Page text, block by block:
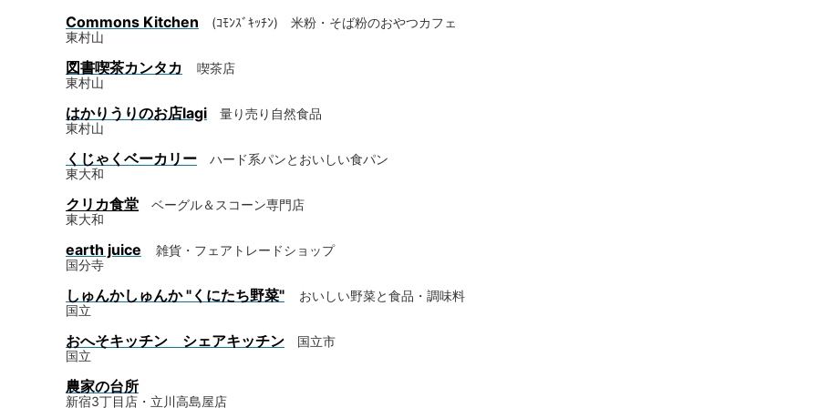
Commons Kitchen (ｺﾓﾝｽﾞｷｯﾁﾝ)
米粉・そば粉のおやつカフェ
東村山
図書喫茶カンタカ
喫茶店
東村山
はかりうりのお店lagi
量り売り自然食品
東村山
くじゃくベーカリー
ハード系パンとおいしい食パン
東大和
クリカ食堂
ベーグル＆スコーン専門店
東大和
earth juice
雑貨・フェアトレードショップ
国分寺
しゅんかしゅんか "くにたち野菜" おいしい野菜と食品・調味料
国立
おへそキッチン シェアキッチン
国立市
国立
農家の台所
新宿3丁目店・立川高島屋店